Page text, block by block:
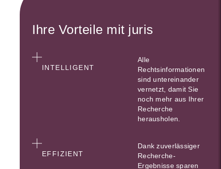
Ihre Vorteile mit juris
INTELLIGENT
Alle
Rechtsinformationen
sind untereinander
vernetzt, damit Sie
noch mehr aus Ihrer
Recherche
herausholen.
EFFIZIENT
Dank zuverlässiger
Recherche-
Ergebnisse sparen